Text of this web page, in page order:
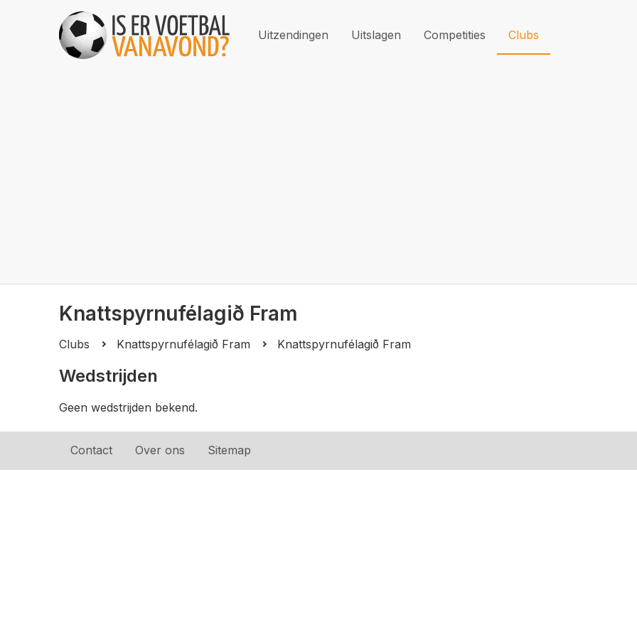
Uitzendingen Uitslagen Competities Clubs
Knattspyrnufélagið Fram
Clubs Knattspyrnufélagið Fram Knattspyrnufélagið Fram
Wedstrijden
Geen wedstrijden bekend.
Contact Over ons Sitemap